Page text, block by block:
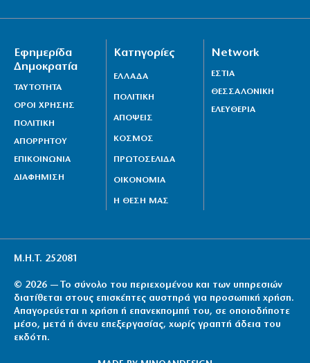
Εφημερίδα
Δημοκρατία
ΤΑΥΤΟΤΗΤΑ
ΟΡΟΙ ΧΡΗΣΗΣ
ΠΟΛΙΤΙΚΗ
ΑΠΟΡΡΗΤΟΥ
ΕΠΙΚΟΙΝΩΝΙΑ
ΔΙΑΦΗΜΙΣΗ
Κατηγορίες
ΕΛΛΑΔΑ
ΠΟΛΙΤΙΚΗ
ΑΠΟΨΕΙΣ
ΚΟΣΜΟΣ
ΠΡΩΤΟΣΕΛΙΔΑ
ΟΙΚΟΝΟΜΙΑ
Η ΘΕΣΗ ΜΑΣ
Network
ΕΣΤΙΑ
ΘΕΣΣΑΛΟΝΙΚΗ
ΕΛΕΥΘΕΡΙΑ
Μ.Η.Τ. 252081
© 2026 — Το σύνολο του περιεχομένου και των υπηρεσιών
διατίθεται στους επισκέπτες αυστηρά για προσωπική χρήση.
Απαγορεύεται η χρήση ή επανεκπομπή του, σε οποιοδήποτε
μέσο, μετά ή άνευ επεξεργασίας, χωρίς γραπτή άδεια του
εκδότη.